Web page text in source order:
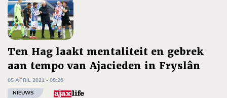
Ten Hag laakt mentaliteit en gebrek
aan tempo van Ajacieden in Fryslân
05 APRIL 2021 - 08:26
NIEUWS